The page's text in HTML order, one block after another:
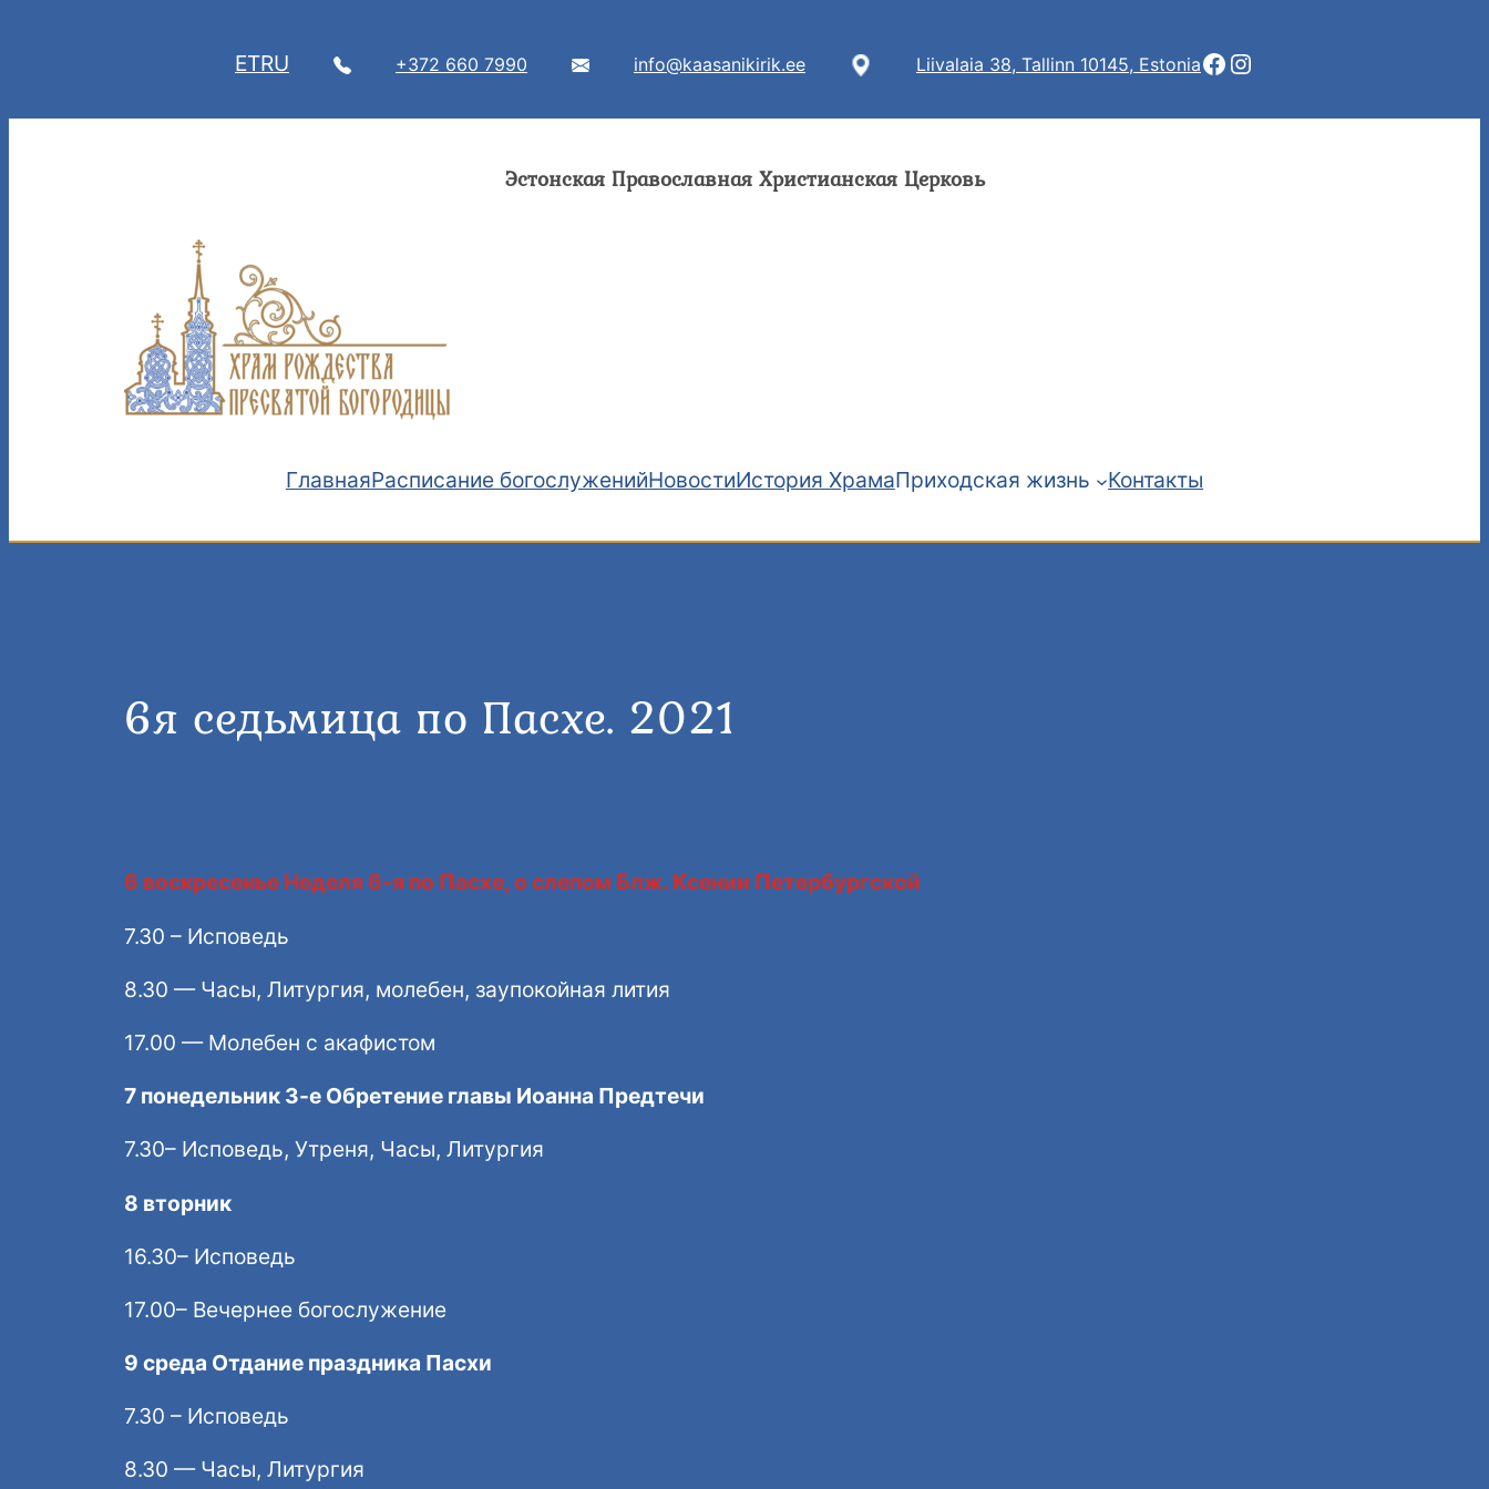
ETRU +372 660 7990 info@kaasanikirik.ee Liivalaia 38, Tallinn 10145, EstoniaFacebook
Instagram
Эстонская Православная Христианская Церковь
ГлавнаяРасписание богослуженийНовостиИстория ХрамаПриходская жизнь Контакты
6я седьмица по Пасхе. 2021
6 воскресенье Неделя 6-я по Пасхе, о слепом Блж. Ксении Петербургской
7.30 – Исповедь
8.30 — Часы, Литургия, молебен, заупокойная лития
17.00 — Молебен с акафистом
7 понедельник 3-е Обретение главы Иоанна Предтечи
7.30– Исповедь, Утреня, Часы, Литургия
8 вторник
16.30– Исповедь
17.00– Вечернее богослужение
9 среда Отдание праздника Пасхи
7.30 – Исповедь
8.30 — Часы, Литургия